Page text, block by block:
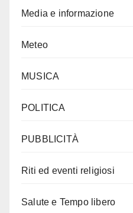
Media e informazione
Meteo
MUSICA
POLITICA
PUBBLICITÀ
Riti ed eventi religiosi
Salute e Tempo libero